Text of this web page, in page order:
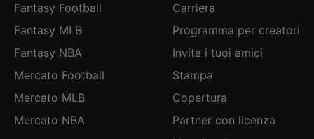
Fantasy Football
Fantasy MLB
Fantasy NBA
Mercato Football
Mercato MLB
Mercato NBA
Carriera
Programma per creatori
Invita i tuoi amici
Stampa
Copertura
Partner con licenza